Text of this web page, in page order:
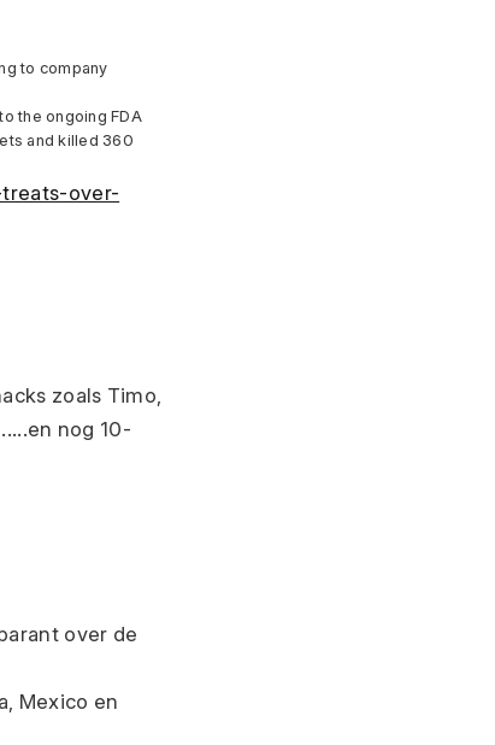
to company
the ongoing FDA
and killed 360
over-
zoals Timo,
nog 10-
over de
Mexico en